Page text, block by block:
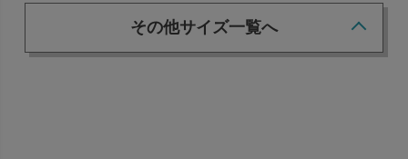
その他サイズ一覧へ